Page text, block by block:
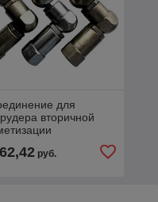
для
вторичной
руб.